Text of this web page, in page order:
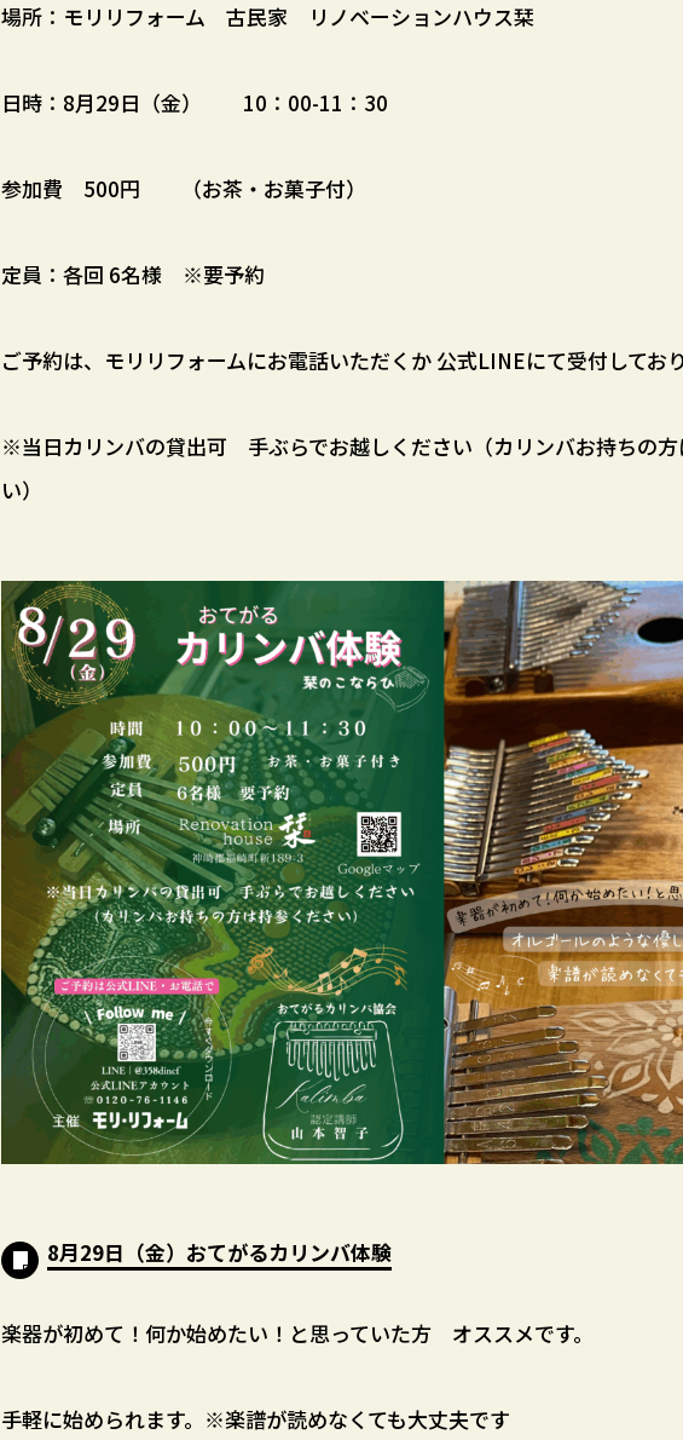
場所：モリリフォーム 古民家 リノベーションハウス栞
日時：8月29日（金） 10：00-11：30
参加費 500円 （お茶・お菓子付）
定員：各回 6名様 ※要予約
ご予約は、モリリフォームにお電話いただくか 公式LINEにて受付してお
※当日カリンバの貸出可 手ぶらでお越しください（カリンバお持ちの方
い）
8月29日（金）おてがるカリンバ体験
楽器が初めて！何か始めたい！と思っていた方 オススメです。
手軽に始められます。※楽譜が読めなくても大丈夫です